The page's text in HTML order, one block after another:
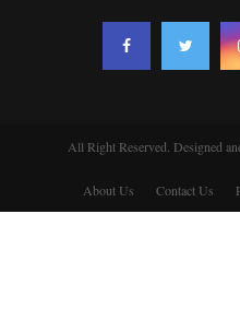
All Right Reserved. Designed
About Us Contact Us